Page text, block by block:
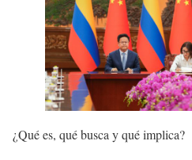
¿Qué es, qué busca y qué implica?